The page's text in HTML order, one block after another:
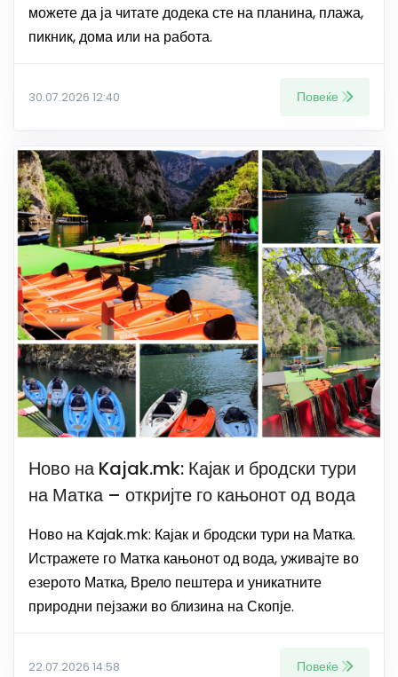
можете да ја читате додека сте на планина, плажа,
пикник, дома или на работа.
30.07.2026 12:40 Повеќе
Ново на Kajak.mk: Кајак и бродски тури
на Матка – откријте го кањонот од вода
Ново на Kajak.mk: Кајак и бродски тури на Матка.
Истражете го Матка кањонот од вода, уживајте во
езерото Матка, Врело пештера и уникатните
природни пејзажи во близина на Скопје.
22.07.2026 14:58 Повеќе